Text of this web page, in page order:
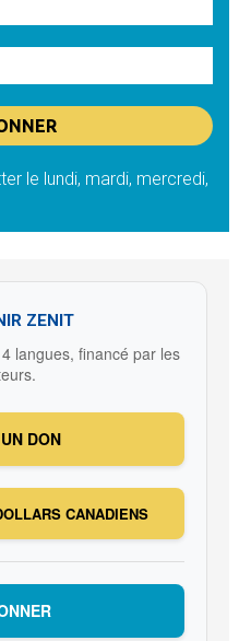
le lundi, mardi, mercredi,
ZENIT
langues, financé par les
DON
CANADIENS